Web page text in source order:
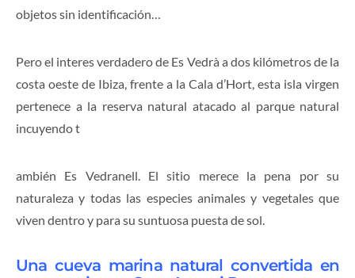
objetos sin identificación…
Pero el interes verdadero de Es Vedrà a dos kilómetros de la
costa oeste de Ibiza, frente a la Cala d’Hort, esta isla virgen
pertenece a la reserva natural atacado al parque natural
incuyendo t
ambién Es Vedranell. El sitio merece la pena por su
naturaleza y todas las especies animales y vegetales que
viven dentro y para su suntuosa puesta de sol.
Una cueva marina natural convertida en